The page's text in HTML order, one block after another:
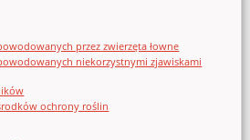
przez zwierzęta łowne
niekorzystnymi zjawiskami
ochrony roślin